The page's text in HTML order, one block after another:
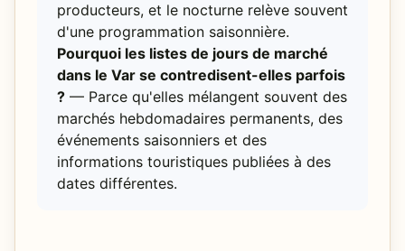
producteurs, et le nocturne relève souvent
d'une programmation saisonnière.
Pourquoi les listes de jours de marché
dans le Var se contredisent-elles parfois
? — Parce qu'elles mélangent souvent des
marchés hebdomadaires permanents, des
événements saisonniers et des
informations touristiques publiées à des
dates différentes.